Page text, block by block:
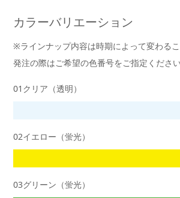
カラーバリエーション
※ラインナップ内容は時期によって変わる
発注の際はご希望の色番号をご指定ください
01クリア（透明）
02イエロー（蛍光）
03グリーン（蛍光）